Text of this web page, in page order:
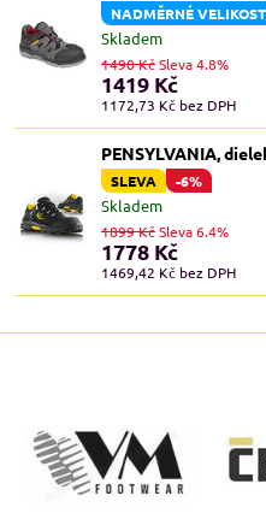
NADMĚRNÉ
Skladem
1419 Kč
1172,73 Kč bez DPH
1490 KčSleva 4.8%
PENSYLVANIA,
SLEVA -6%
Skladem
1778 Kč
1469,42 Kč bez DPH
1899 KčSleva 6.4%